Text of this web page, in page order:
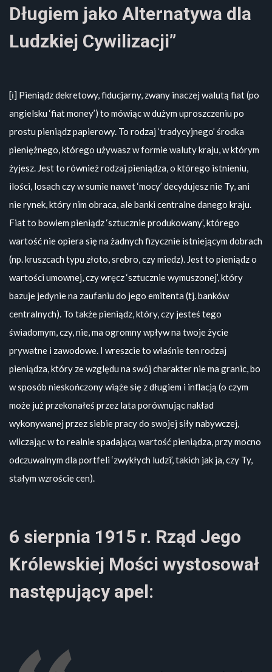
Długiem jako Alternatywa dla
Ludzkiej Cywilizacji”
[ℹ️] Pieniądz dekretowy, fiducjarny, zwany inaczej walutą fiat (po
angielsku ‘fiat money’) to mówiąc w dużym uproszczeniu po
prostu pieniądz papierowy. To rodzaj ‘tradycyjnego’ środka
pieniężnego, którego używasz w formie waluty kraju, w którym
żyjesz. Jest to również rodzaj pieniądza, o którego istnieniu,
ilości, losach czy w sumie nawet ‘mocy’ decydujesz nie Ty, ani
nie rynek, który nim obraca, ale banki centralne danego kraju.
Fiat to bowiem pieniądz ‘sztucznie produkowany’, którego
wartość nie opiera się na żadnych fizycznie istniejącym dobrach
(np. kruszcach typu złoto, srebro, czy miedz). Jest to pieniądz o
wartości umownej, czy wręcz ‘sztucznie wymuszonej’, który
bazuje jedynie na zaufaniu do jego emitenta (tj. banków
centralnych). To także pieniądz, który, czy jesteś tego
świadomym, czy, nie, ma ogromny wpływ na twoje życie
prywatne i zawodowe. I wreszcie to właśnie ten rodzaj
pieniądza, który ze względu na swój charakter nie ma granic, bo
w sposób nieskończony wiąże się z długiem i inflacją (o czym
może już przekonałeś przez lata porównując nakład
wykonywanej przez siebie pracy do swojej siły nabywczej,
wliczając w to realnie spadającą wartość pieniądza, przy mocno
odczuwalnym dla portfeli ‘zwykłych ludzi’, takich jak ja, czy Ty,
stałym wzroście cen).
6 sierpnia 1915 r. Rząd Jego
Królewskiej Mości wystosował
następujący apel: